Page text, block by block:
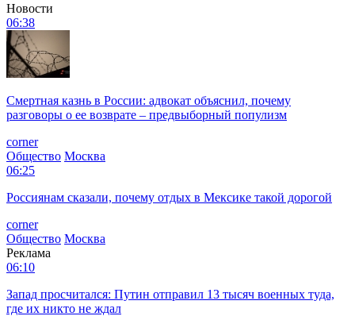
Новости
06:38
Смертная казнь в России: адвокат объяснил, почему
разговоры о ее возврате – предвыборный популизм
corner
Общество Москва
06:25
Россиянам сказали, почему отдых в Мексике такой дорогой
corner
Общество Москва
Реклама
06:10
Запад просчитался: Путин отправил 13 тысяч военных туда,
где их никто не ждал